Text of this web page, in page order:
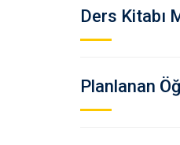
Ders Kitabı
Planlanan